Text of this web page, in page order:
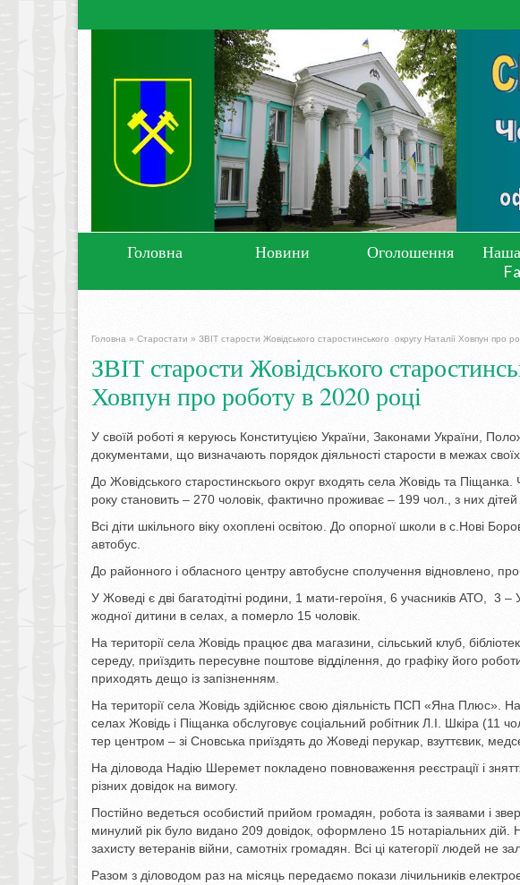
Головна Новини Оголошення
Наша
Головна » Старостати » ЗВІТ старости Жовідського старостинського округу Наталії Ховпун про
ЗВІТ старости Жовідського
Ховпун про роботу в 2020 році
У своїй роботі я керуюсь Конституцією України, Законами України,
документами, що визначають порядок діяльності старости в межах
До Жовідського старостинскього округ входять села Жовідь та
року становить – 270 чоловік, фактично проживає – 199 чол., з них дітей
Всі діти шкільного віку охоплені освітою. До опорної школи в с.Нові
автобус.
До районного і обласного центру автобусне сполучення відновлено,
У Жоведі є дві багатодітні родини, 1 мати-героїня, 6 учасників АТО, 3
жодної дитини в селах, а померло 15 чоловік.
На території села Жовідь працює два магазини, сільський клуб,
середу, приїздить пересувне поштове відділення, до графіку його
приходять дещо із запізненням.
На території села Жовідь здійснює свою діяльність ПСП «Яна Плюс».
селах Жовідь і Піщанка обслуговує соціальний робітник Л.І. Шкіра (11
тер центром – зі Сновська приїздять до Жоведі перукар, взуттєвик,
На діловода Надію Шеремет покладено повноваження реєстрації і
різних довідок на вимогу.
Постійно ведеться особистий прийом громадян, робота із заявами і
минулий рік було видано 209 довідок, оформлено 15 нотаріальних дій.
захисту ветеранів війни, самотніх громадян. Всі ці категорії людей не
Разом з діловодом раз на місяць передаємо покази лічильників